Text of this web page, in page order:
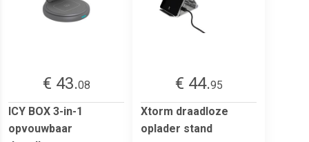
€ 43.08
ICY BOX 3-in-1
opvouwbaar
€ 44.95
Xtorm draadloze
oplader stand